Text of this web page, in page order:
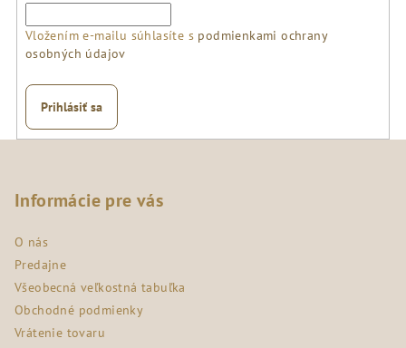
Vložením e-mailu súhlasíte s podmienkami ochrany
osobných údajov
Prihlásiť sa
Informácie pre vás
O nás
Predajne
Všeobecná veľkostná tabuľka
Obchodné podmienky
Vrátenie tovaru